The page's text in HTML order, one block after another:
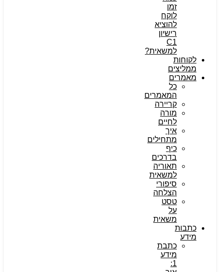
זמן
לוקח
להוציא
רישיון
C1
למשאית?
לקוחות
ממליצים
מאמרים
כל
המאמרים
קריירה
מורה
לחיים
איך
מתחילים
כיף
בדרכים
תאוריה
למשאית
סיפורי
הצלחה
טסט
על
משאית
כתבות
מידע
כתבת
מידע
1: